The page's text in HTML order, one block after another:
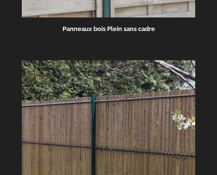
Panneaux bois Plein sans cadre